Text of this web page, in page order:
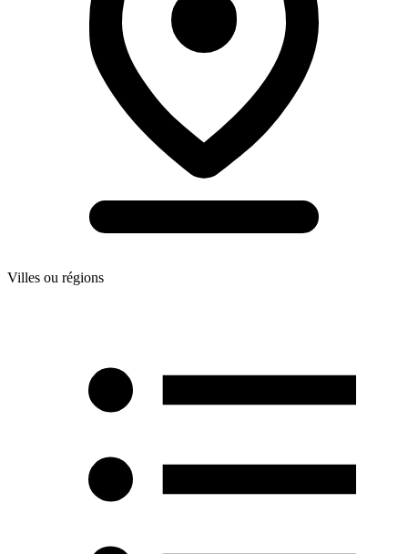
Villes ou régions